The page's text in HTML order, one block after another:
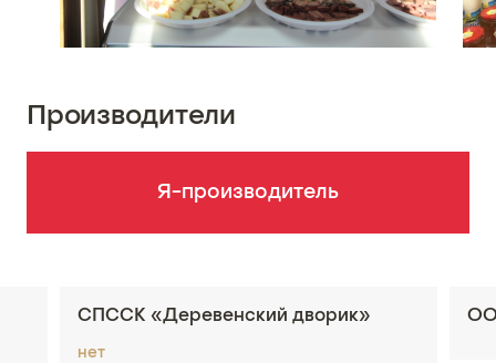
Производители
Я-производитель
СПССК «Деревенский дворик»
нет